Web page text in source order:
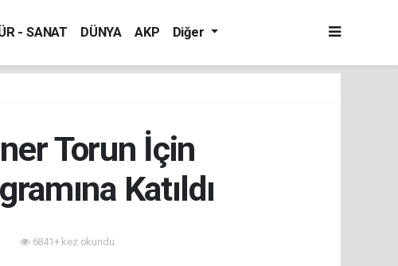
- SANAT DÜNYA AKP Diğer
Torun İçin
Katıldı
6841+ kez okundu.